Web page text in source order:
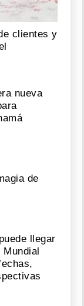
clientes y
nueva
de
llegar
Mundial